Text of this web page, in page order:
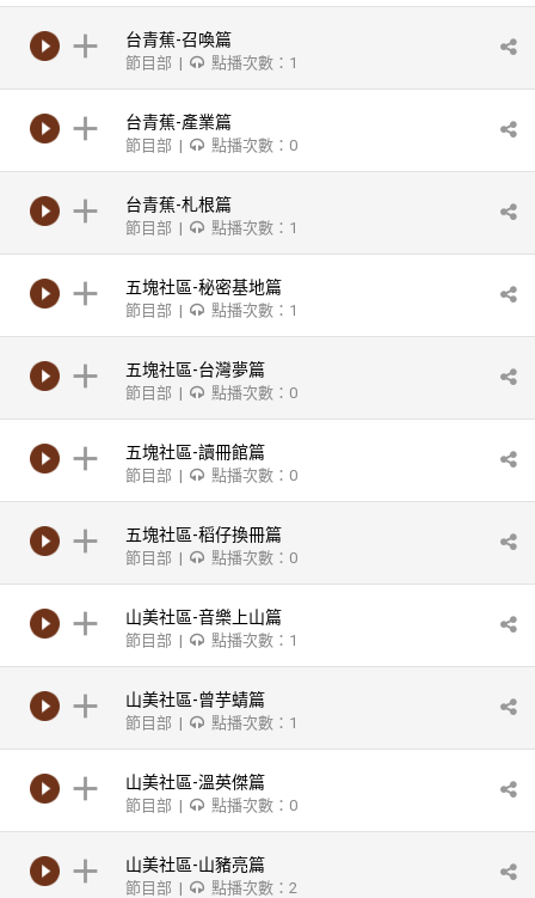
台青蕉-召喚篇
節目部 | 點播次數：1
台青蕉-產業篇
節目部 | 點播次數：0
台青蕉-札根篇
節目部 | 點播次數：1
五塊社區-秘密基地篇
節目部 | 點播次數：1
五塊社區-台灣夢篇
節目部 | 點播次數：0
五塊社區-讀冊館篇
節目部 | 點播次數：0
五塊社區-稻仔換冊篇
節目部 | 點播次數：0
山美社區-音樂上山篇
節目部 | 點播次數：1
山美社區-曾芋蜻篇
節目部 | 點播次數：1
山美社區-溫英傑篇
節目部 | 點播次數：0
山美社區-山豬亮篇
節目部 | 點播次數：2